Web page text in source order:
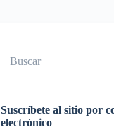
resultados
Suscríbete al sitio por
electrónico